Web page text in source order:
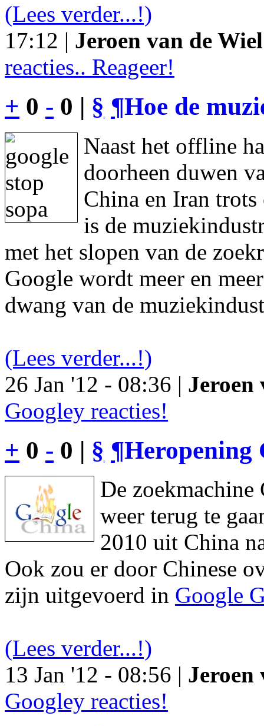
(Lees verder...!)
17:12 | Jeroen van de Wiel
reacties.. Reageer!
+ 0 - 0 | § ¶Hoe de
Naast het offline
doorheen duwen
China en Iran
is de
met het slopen van de
Google wordt meer en
dwang van de
(Lees verder...!)
26 Jan '12 - 08:36 | Jeroen
Googley reacties!
+ 0 - 0 | § ¶Heropening
De
weer terug te
2010 uit China
Ook zou er door Chinese
zijn uitgevoerd in Google
(Lees verder...!)
13 Jan '12 - 08:56 | Jeroen
Googley reacties!